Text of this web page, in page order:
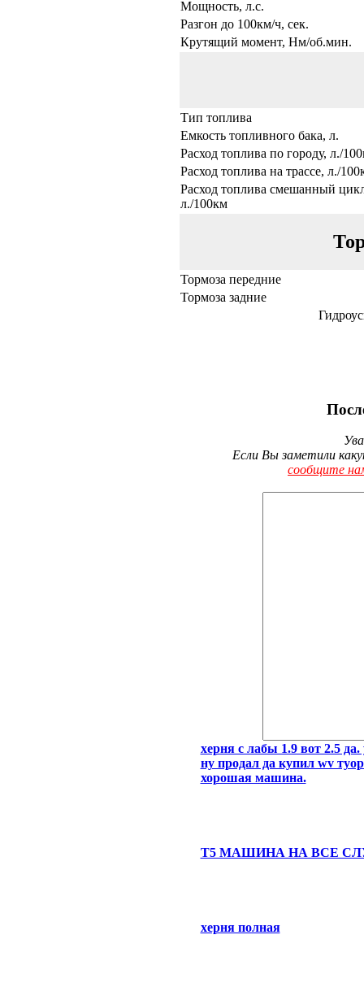
Мощность, л.с.
Разгон до 100км/ч, сек.
Крутящий момент, Нм/об.мин.
Тип топлива
Емкость топливного бака, л.
Расход топлива по городу, л./
Расход топлива на трассе, л./
Расход топлива смешанный
л./100км
Тормоза передние
Тормоза задние
Если Вы заметили
сообщите
херня с лабы 1.9 вот 2.5
ну продал да купил wv
хорошая машина.
Т5 МАШИНА НА ВСЕ
херня полная